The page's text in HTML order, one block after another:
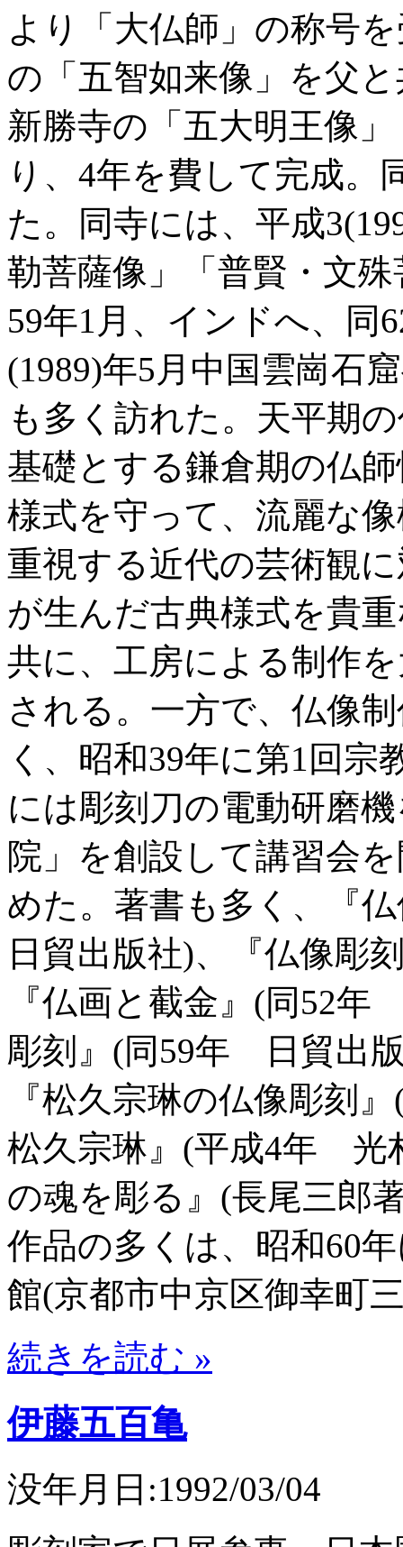
より「大仏師」の称号
の「五智如来像」を父
新勝寺の「五大明王像
り、4年を費して完成。
た。同寺には、平成
勒菩薩像」「普賢・文
59年1月、インドへ、同
(1989)年5月中国雲崗石
も多く訪れた。天平期
基礎とする鎌倉期の仏
様式を守って、流麗な
重視する近代の芸術観
が生んだ古典様式を貴
共に、工房による制作
される。一方で、仏像
く、昭和39年に第1回宗
には彫刻刀の電動研磨
院」を創設して講習会
めた。著書も多く、『
日貿出版社)、『仏像彫
『仏画と截金』(同52
彫刻』(同59年 日貿出
『松久宗琳の仏像彫
松久宗琳』(平成4年 光
の魂を彫る』(長尾三
作品の多くは、昭和60
館(京都市中京区御幸町
続きを読む »
伊藤五百亀
没年月日:1992/03/04